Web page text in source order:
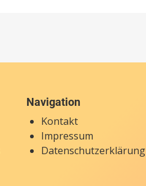
Navigation
Kontakt
Impressum
Datenschutzerklärung